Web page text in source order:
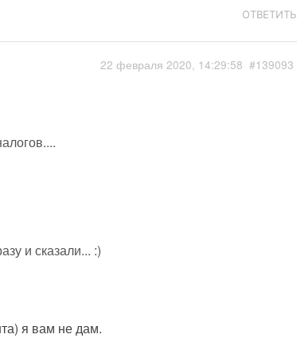
ОТВЕТИТЬ
22 февраля 2020, 14:29:58 #139093
и сказали... :)
я вам не дам.